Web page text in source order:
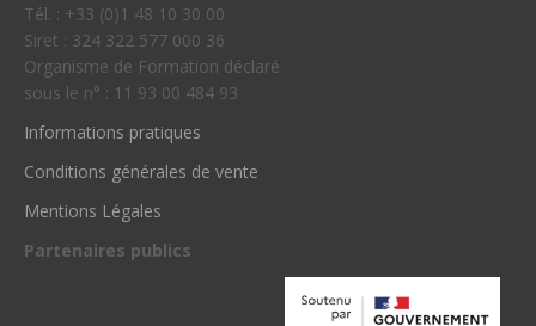
Tél. : +33 (0)1 48 10 30 00
Siret : 324 322 577 000 36
Organisme de Formation déclaré
sous le n° : 11 93 00 484 93
Informations pratiques
Conditions générales de vente
Mentions Légales
Partenaires publics